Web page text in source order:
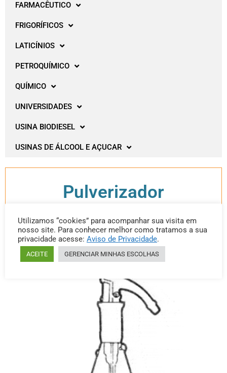
FARMACÊUTICO
FRIGORÍFICOS
LATICÍNIOS
PETROQUÍMICO
QUÍMICO
UNIVERSIDADES
USINA BIODIESEL
USINAS DE ÁLCOOL E AÇUCAR
Pulverizador
Categoria: Pulverizador
Utilizamos “cookies” para acompanhar sua visita em
nosso site. Para conhecer melhor como tratamos a sua
privacidade acesse: Aviso de Privacidade.
ACEITE GERENCIAR MINHAS ESCOLHAS